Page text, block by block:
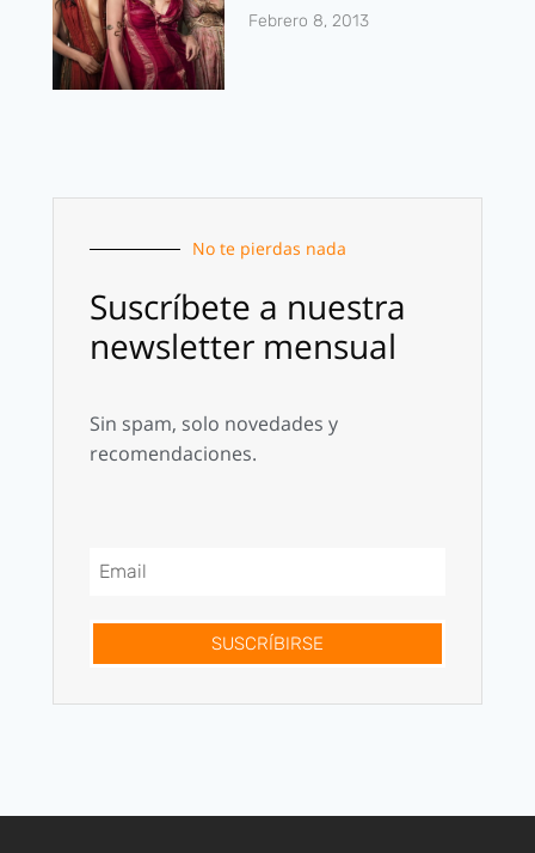
Febrero 8, 2013
No te pierdas nada
Suscríbete a nuestra
newsletter mensual
Sin spam, solo novedades y
recomendaciones.
SUSCRÍBIRSE